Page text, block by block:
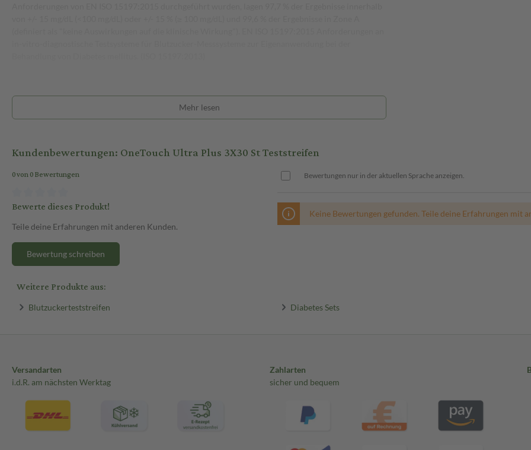
Mehr lesen
Kundenbewertungen: OneTouch Ultra Plus 3X30 St Teststreifen
0 von 0 Bewertungen
Bewerte dieses Produkt!
Teile deine Erfahrungen mit anderen Kunden.
Bewertung schreiben
Bewertungen nur in der aktuellen Sprache anzeigen.
Keine Bewertungen gefunden. Teile deine Erfahrungen mit
Weitere Produkte aus:
Blutzuckerteststreifen Diabetes Sets
Versandarten
i.d.R. am nächsten Werktag
Zahlarten
sicher und bequem